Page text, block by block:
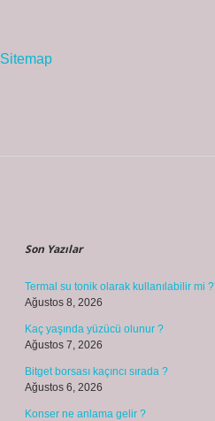
Sitemap
Son Yazılar
Termal su tonik olarak kullanılabilir mi ?
Ağustos 8, 2026
Kaç yaşında yüzücü olunur ?
Ağustos 7, 2026
Bitget borsası kaçıncı sırada ?
Ağustos 6, 2026
Konser ne anlama gelir ?